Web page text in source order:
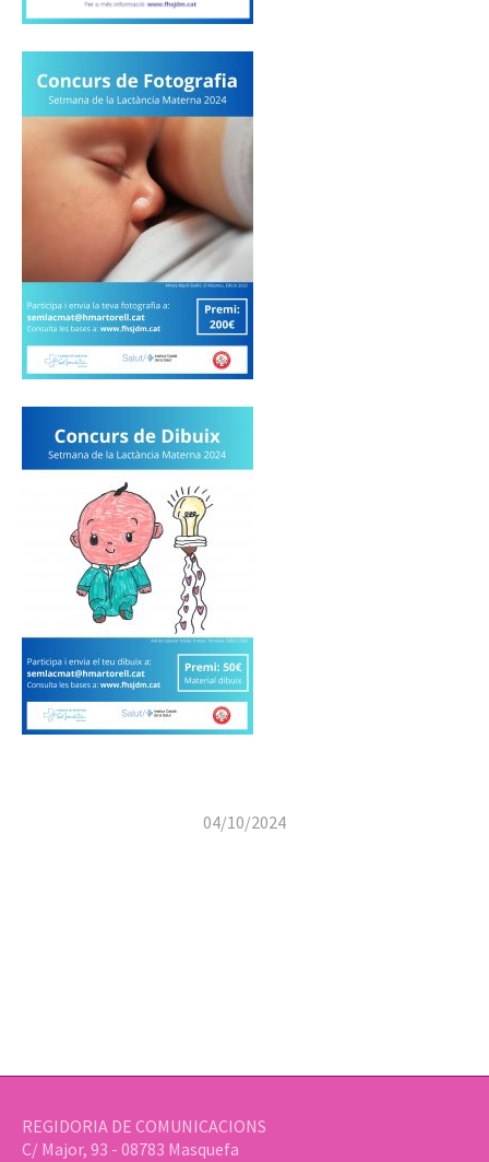
04/10/2024
REGIDORIA DE COMUNICACIONS
C/ Major, 93 - 08783 Masquefa